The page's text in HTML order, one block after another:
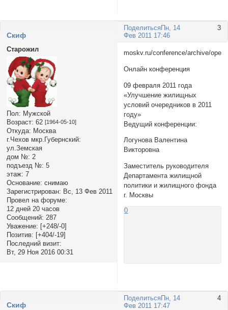
Поделиться 3
Пн, 14
Фев 2011 17:46
Cкиф
Старожил
Пол: Мужской
Возраст: 62 [1964-05-10]
Откуда: Москва
г.Чехов мкр.Губернский:
ул.Земская
дом №: 2
подъезд №: 5
этаж: 7
Основание: снимаю
Зарегистрирован: Вс, 13 Фев 2011
Провел на форуме:
12 дней 20 часов
Сообщений: 287
Уважение: [+248/-0]
Позитив: [+404/-19]
Последний визит:
Вт, 29 Ноя 2016 00:31
moskv.ru/conference/archive/
Онлайн конференция
09 февраля 2011 года
«Улучшение жилищных
условий очередников в 2011
году»
Ведущий конференции:
Логунова Валентина
Викторовна
Заместитель руководителя
Департамента жилищной
политики и жилищного фонда
г. Москвы
0
Поделиться 4
Пн, 14
Фев 2011 17:47
Cкиф